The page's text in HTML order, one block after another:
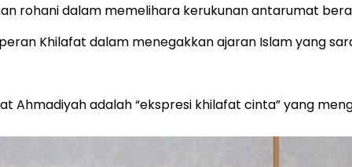
rohani dalam memelihara kerukunan antarumat
Khilafat dalam menegakkan ajaran Islam yang
Ahmadiyah adalah “ekspresi khilafat cinta” yang